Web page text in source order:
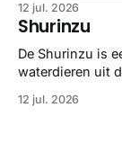
gedetailleerd
taxonomie. Het boek staat bekend om de combinatie van
strikte
illustraties en
12 jul. 2026
Shurinzu
De Shurinzu is
waterdieren uit
bekend om
12 jul. 2026